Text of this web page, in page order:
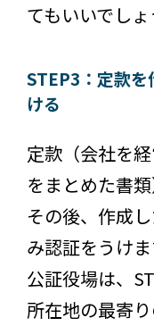
てもいいでしょ
STEP3：定款
ける
定款（会社を
をまとめた書類
その後、作成
み認証をうけま
公証役場は、
所在地の最寄